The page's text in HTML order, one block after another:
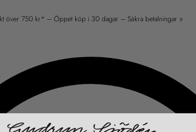
över 750 kr* – Öppet köp i 30 dagar – Säkra betalningar »